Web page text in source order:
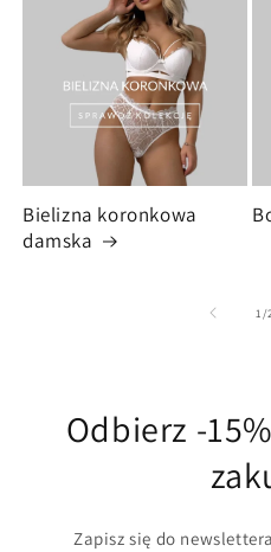
Bielizna koronkowa
damska
1/z
Odbierz -
Zapisz się do